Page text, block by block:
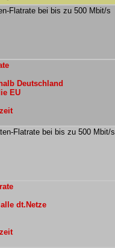
Flatrate bei bis zu 500 Mbit/s
Deutschland
EU
Flatrate bei bis zu 500 Mbit/s
dt.Netze